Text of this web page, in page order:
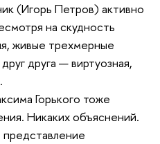
(Игорь Петров) активно
на скудность
живые трехмерные
друга — виртуозная,
Горького тоже
Никаких объяснений.